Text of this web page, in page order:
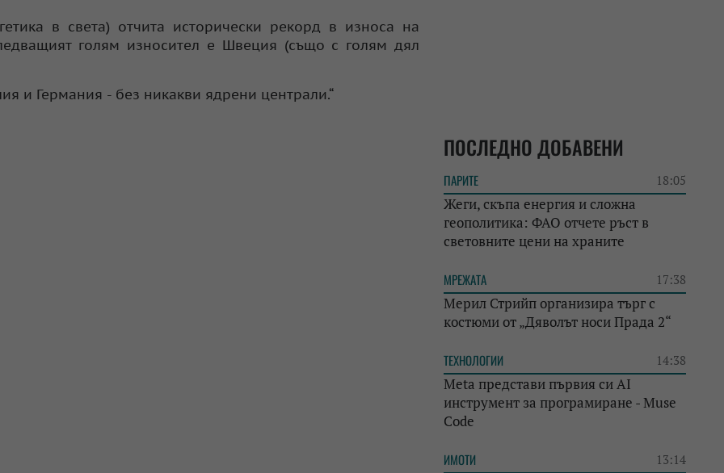
в света) отчита исторически рекорд в износа на
голям износител е Швеция (също с голям дял
и Германия - без никакви ядрени централи.“
ПОСЛЕДНО ДОБАВЕНИ
ПАРИТЕ 18:05
Жеги, скъпа енергия и сложна
геополитика: ФАО отчете ръст в
световните цени на храните
МРЕЖАТА 17:38
Мерил Стрийп организира търг с
костюми от „Дяволът носи Прада 2“
ТЕХНОЛОГИИ 14:38
Meta представи първия си AI
инструмент за програмиране - Muse
Code
ИМОТИ 13:14